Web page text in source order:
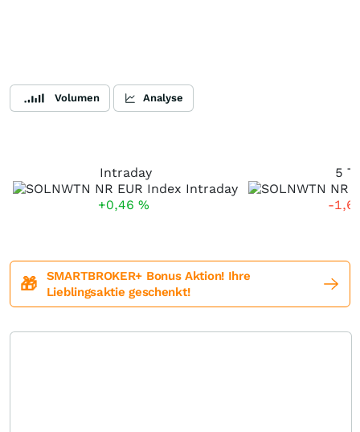
Volumen Analyse
Intraday
+0,46 %
5
-
🎁
SMARTBROKER+ Bonus Aktion! Ihre
Lieblingsaktie geschenkt!